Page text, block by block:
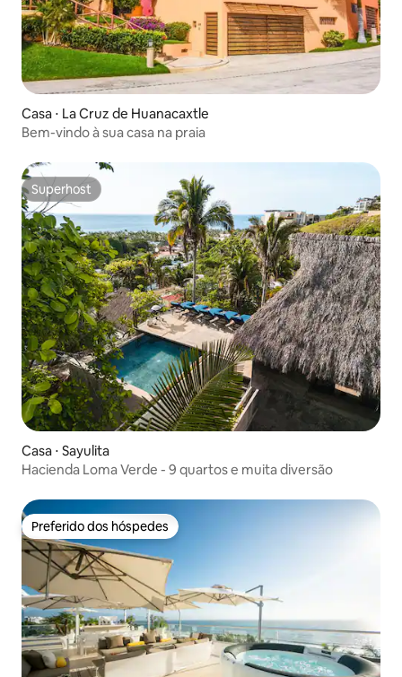
Casa ⋅ La Cruz de Huanacaxtle
Bem-vindo à sua casa na praia
Superhost
Superhost
Casa ⋅ Sayulita
Hacienda Loma Verde - 9 quartos e muita diversão
Preferido dos hóspedes
Preferido dos hóspedes